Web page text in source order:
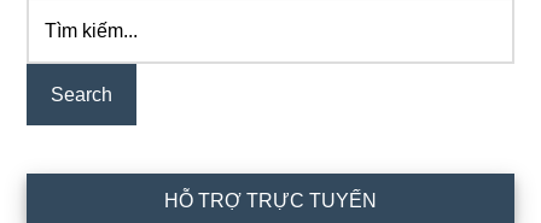
Primary
Sidebar
kiếm...
HỖ TRỢ TRỰC TUYẾN